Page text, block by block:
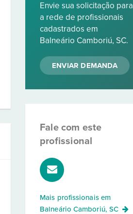
Envie sua solicitação para
a rede de profissionais
cadastrados em
Balneário Camboriú, SC.
ENVIAR DEMANDA
Fale com este
profissional
Mais profissionais em
Balneário Camboriú, SC